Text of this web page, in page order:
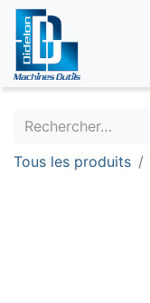
Tous les produits